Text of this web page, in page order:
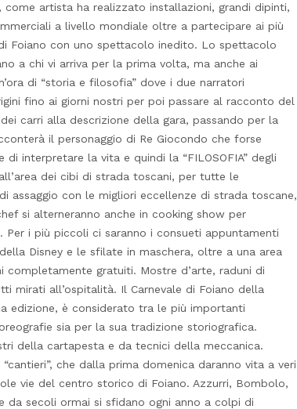
artista ha realizzato installazioni, grandi dipinti,
a livello mondiale oltre a partecipare ai più
Foiano con uno spettacolo inedito. Lo spettacolo
a chi vi arriva per la prima volta, ma anche ai
di “storia e filosofia” dove i due narratori
fino ai giorni nostri per poi passare al racconto del
carri alla descrizione della gara, passando per la
il personaggio di Re Giocondo che forse
interpretare la vita e quindi la “FILOSOFIA” degli
dei cibi di strada toscani, per tutte le
assaggio con le migliori eccellenze di strada toscane,
si alterneranno anche in cooking show per
i più piccoli ci saranno i consueti appuntamenti
Disney e le sfilate in maschera, oltre a una area
gratuiti. Mostre d’arte, raduni di
mirati all’ospitalità. Il Carnevale di Foiano della
edizione, è considerato tra le più importanti
sia per la sua tradizione storiografica.
della cartapesta e da tecnici della meccanica.
che dalla prima domenica daranno vita a veri
vie del centro storico di Foiano. Azzurri, Bombolo,
secoli ormai si sfidano ogni anno a colpi di